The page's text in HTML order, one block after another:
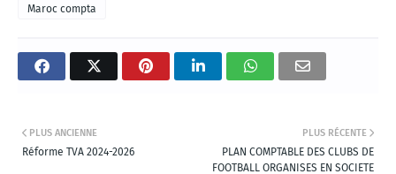
Maroc compta
PLUS RÉCENTE
PLAN COMPTABLE DES CLUBS DE
FOOTBALL ORGANISES EN SOCIETE
PLUS ANCIENNE
Réforme TVA 2024-2026